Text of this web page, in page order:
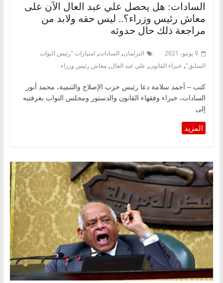
السادات: هل يحصل علي عبد العال الآن على
معاش رئيس وزراء؟.. ليس حقه ولابد من
مراجعة ذلك حال حدوثه
9 يونيو، 2021 البرلمان, السادات, امتيازات "رئيس النواب
السابق", خبراء القانون, علي عبد العال, معاش رئيس وزراء
كتب – أحمد سلامة دعا رئيس حزب الإصلاح والتنمية، محمد أنور
السادات، خبراء وفقهاء القانون والدستور ومجلس النواب بغرفتيه
إلى